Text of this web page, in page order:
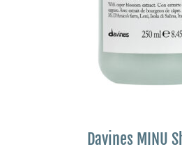
Davines MINU